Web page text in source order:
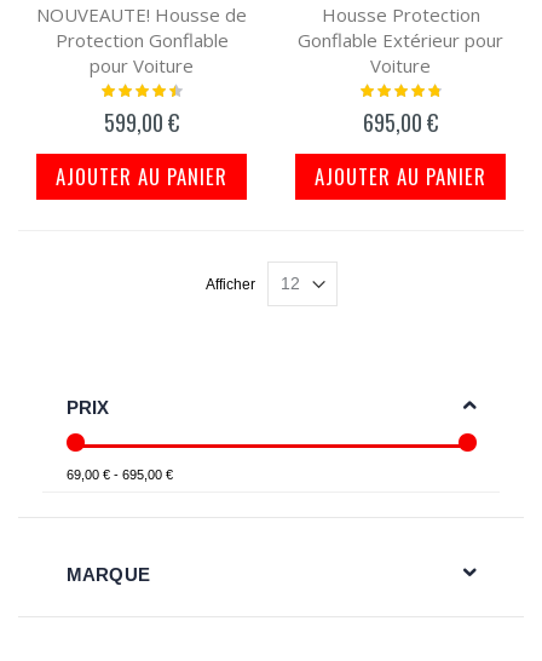
NOUVEAUTE! Housse de
Protection Gonflable
pour Voiture
Notation:
599,00 €
AJOUTER AU PANIER
Housse Protection
Gonflable Extérieur pour
Voiture
Notation:
695,00 €
AJOUTER AU PANIER
Afficher
PRIX
69,00 € - 695,00 €
MARQUE